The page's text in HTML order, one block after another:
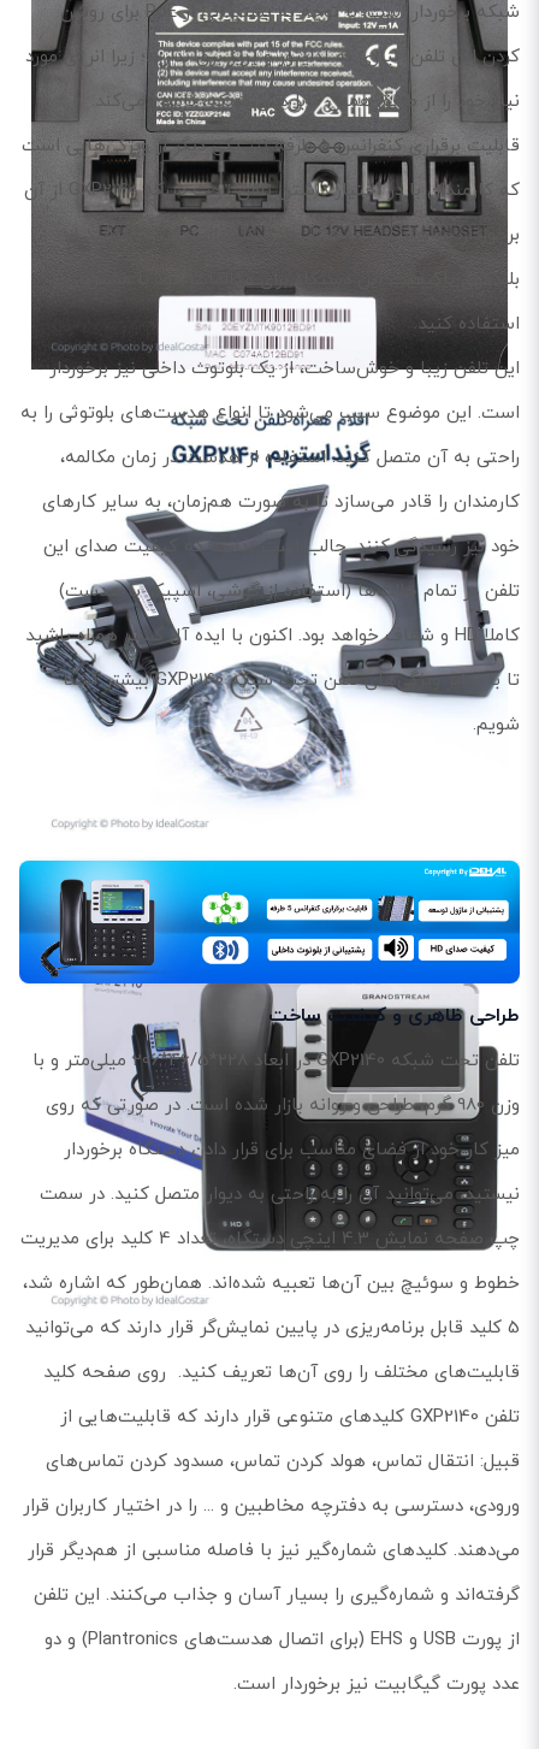
شبکه برخوردار است. با توجه به پشتیبانی از PoE برای روشن
کردن این تلفن، نیازی به آداپتور و پریز برق ندارید؛ زیرا انرژی مورد
نیاز خود را از طریق همین کابل‌های شبکه، تامین می‌کند.
قابلیت برقراری کنفرانس 5 طرفه نیز یکی دیگر از ویژگی‌هایی است
که کارمندان با در اختیار داشتن تلفن تحت شبکه GXP2140 از آن
برخوردار خواهند شد. با فشار دادن کلید اسپیکر، می‌توانید از
بلندگوی باکیفیت این دستگاه برای مکالمات خود با مشتریان
استفاده کنید.
این تلفن زیبا و خوش‌ساخت، از یک بلوتوث داخلی نیز برخوردار
است. این موضوع سبب می‌شود تا انواع هدست‌های بلوتوثی را به
راحتی به آن متصل کنید. استفاده از هدست در زمان مکالمه،
کارمندان را قادر می‌سازد تا به صورت هم‌زمان، به سایر کارهای
خود نیز رسیدگی کنند. جالب است بدانید که کیفیت صدای این
تلفن در تمام حالت‌ها (استفاده از گوشی، اسپیکر یا هدست)
کاملا HD و شفاف خواهد بود. اکنون با ایده آل گستر همراه باشید
تا با سایر ویژگی‌های تلفن تحت شبکه GXP2140 بیشتر آشنا
شویم.
طراحی ظاهری و کیفیت ساخت
تلفن تحت شبکه GXP2140 در ابعاد 228*46/5*206 میلی‌متر و با
وزن 980 گرم، طراحی و روانه بازار شده است. در صورتی که روی
میز کار خود از فضای مناسب برای قرار دادن دستگاه برخوردار
نیستید، می‌توانید آن را به راحتی به دیوار متصل کنید. در سمت
چپ صفحه نمایش 4.3 اینچی دستگاه، تعداد 4 کلید برای مدیریت
خطوط و سوئیچ بین آن‌ها تعبیه شده‌اند. همان‌‌طور که اشاره شد،
5 کلید قابل برنامه‌ریزی در پایین نمایش‌گر قرار دارند که می‌توانید
قابلیت‌های مختلف را روی آن‌ها تعریف کنید. روی صفحه کلید
تلفن GXP2140 کلیدهای متنوعی قرار دارند که قابلیت‌هایی از
قبیل: انتقال تماس، هولد کردن تماس، مسدود کردن تماس‌های
ورودی، دسترسی به دفترچه مخاطبین و ... را در اختیار کاربران قرار
می‎‌دهند. کلیدهای شماره‌گیر نیز با فاصله مناسبی از هم‌دیگر قرار
گرفته‌اند و شماره‌گیری را بسیار آسان و جذاب می‌کنند. این تلفن
از پورت USB و EHS (برای اتصال هدست‌های Plantronics) و دو
عدد پورت گیگابیت نیز برخوردار است.